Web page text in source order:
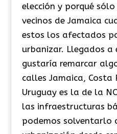
elección y porqué sólo
vecinos de Jamaica
estos los afectados
urbanizar. Llegados a
gustaría remarcar
calles Jamaica, Costa
Uruguay es la de la
las infraestructuras
podemos solventarlo